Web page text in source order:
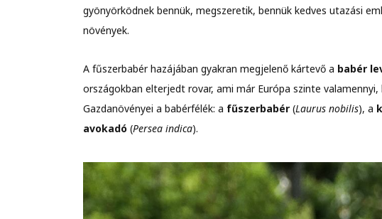
gyönyörködnek bennük, megszeretik, bennük kedves utazási
növények.
A fűszerbabér hazájában gyakran megjelenő kártevő a babér
országokban elterjedt rovar, ami már Európa szinte
Gazdanövényei a babérfélék: a fűszerbabér(Laurus nobilis), a
avokadó(Persea indica).